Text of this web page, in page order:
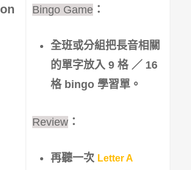
Bingo Game ：
全班或分組把長音相關
的單字放入 9 格 ／ 16
格 bingo 學習單。
Review：
再聽一次 Letter A